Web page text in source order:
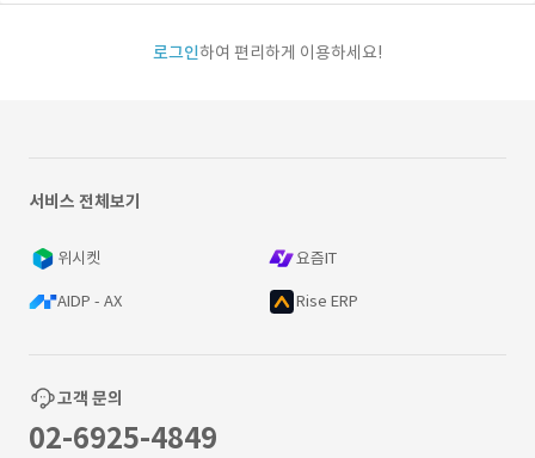
로그인하여 편리하게 이용하세요!
서비스 전체보기
위시켓 요즘IT
AIDP - AX Rise ERP
고객 문의
02-6925-4849